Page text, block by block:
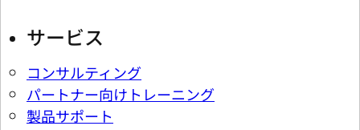
サービス
コンサルティング
パートナー向けトレーニング
製品サポート